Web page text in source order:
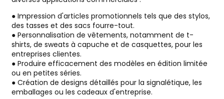
● Impression d'articles promotionnels tels que des stylos,
des tasses et des sacs fourre-tout.
● Personnalisation de vêtements, notamment de t-
shirts, de sweats à capuche et de casquettes, pour les
entreprises clientes.
● Produire efficacement des modèles en édition limitée
ou en petites séries.
● Création de designs détaillés pour la signalétique, les
emballages ou les cadeaux d'entreprise.